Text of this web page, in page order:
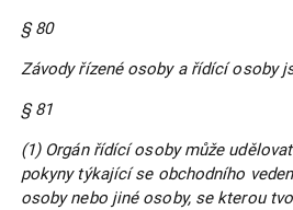
§ 80
Závody řízené osoby a řídící osoby
§ 81
(1) Orgán řídící osoby může
pokyny týkající se obchodního
osoby nebo jiné osoby, se kterou